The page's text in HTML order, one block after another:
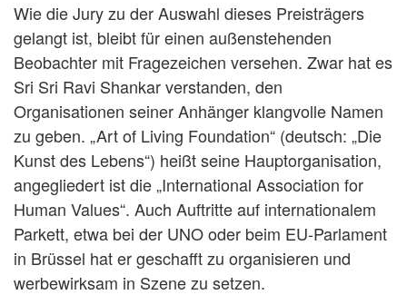
Wie die Jury zu der Auswahl dieses Preisträgers
gelangt ist, bleibt für einen außenstehenden
Beobachter mit Fragezeichen versehen. Zwar hat es
Sri Sri Ravi Shankar verstanden, den
Organisationen seiner Anhänger klangvolle Namen
zu geben. „Art of Living Foundation“ (deutsch: „Die
Kunst des Lebens“) heißt seine Hauptorganisation,
angegliedert ist die „International Association for
Human Values“. Auch Auftritte auf internationalem
Parkett, etwa bei der UNO oder beim EU-Parlament
in Brüssel hat er geschafft zu organisieren und
werbewirksam in Szene zu setzen.